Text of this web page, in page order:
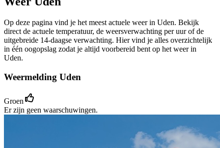
Op deze pagina vind je het meest actuele weer in Uden. Bekijk
direct de actuele temperatuur, de weersverwachting per uur of de
uitgebreide 14-daagse verwachting. Hier vind je alles overzichtelijk
in één oogopslag zodat je altijd voorbereid bent op het weer in
Uden.
Weermelding Uden
Groen
Er zijn geen waarschuwingen.